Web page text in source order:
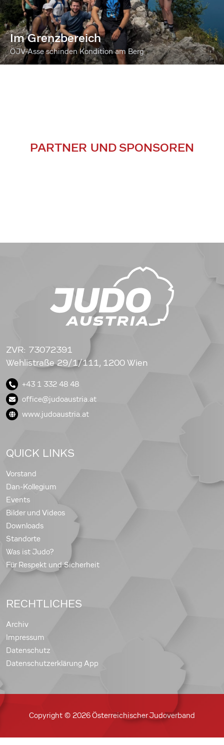
Im Grenzbereich
ÖJV-Asse schinden Kondition am Berg
PARTNER UND SPONSOREN
ZVR: 73072391
Wehlistraße 29/1/111, 1200 Wien
+43 1 332 48 48
office@judoaustria.at
www.judoaustria.at
QUICK LINKS
Vorstand
Dan-Kollegium
Events
Bilder und Videos
Downloads
Standorte
Was ist Judo?
Für Respekt und Sicherheit
RECHTLICHES
Archiv
Impressum
Datenschutz
Datenschutzerklärung App
Copyright © 2026 Österreichischer Judoverband